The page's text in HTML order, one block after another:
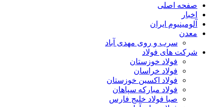
صفحه اصلی
اخبار
آلومینیوم ایران
معدن
سرب و روی مهدی آباد
شرکت های فولاد
فولاد خوزستان
فولاد خراسان
فولاد اکسین خوزستان
فولاد مبارکه سپاهان
صبا فولاد خلیج فارس